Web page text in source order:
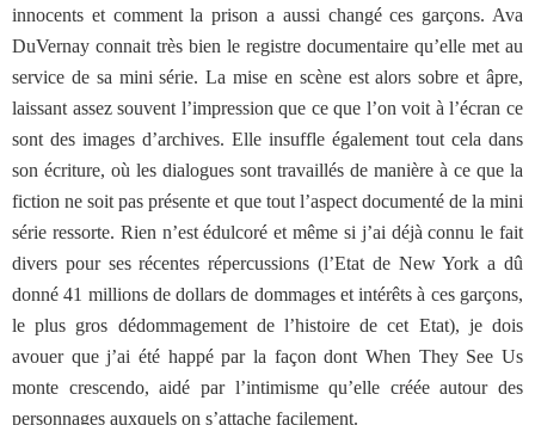
innocents et comment la prison a aussi changé ces garçons. Ava
DuVernay connait très bien le registre documentaire qu’elle met au
service de sa mini série. La mise en scène est alors sobre et âpre,
laissant assez souvent l’impression que ce que l’on voit à l’écran ce
sont des images d’archives. Elle insuffle également tout cela dans
son écriture, où les dialogues sont travaillés de manière à ce que la
fiction ne soit pas présente et que tout l’aspect documenté de la mini
série ressorte. Rien n’est édulcoré et même si j’ai déjà connu le fait
divers pour ses récentes répercussions (l’Etat de New York a dû
donné 41 millions de dollars de dommages et intérêts à ces garçons,
le plus gros dédommagement de l’histoire de cet Etat), je dois
avouer que j’ai été happé par la façon dont When They See Us
monte crescendo, aidé par l’intimisme qu’elle créée autour des
personnages auxquels on s’attache facilement.